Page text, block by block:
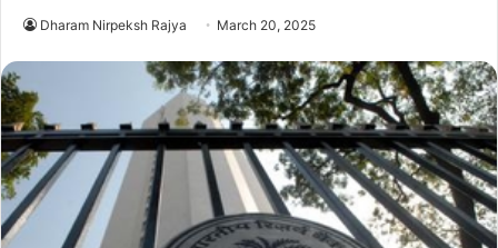
Dharam Nirpeksh Rajya March 20, 2025